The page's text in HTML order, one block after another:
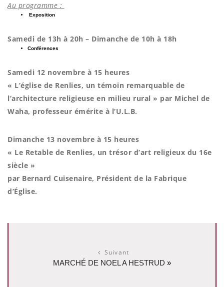
Au programme :
Exposition
Samedi de 13h à 20h – Dimanche de 10h à 18h
Conférences
Samedi 12 novembre à 15 heures
« L’église de Renlies, un témoin remarquable de
l’architecture religieuse en milieu rural » par Michel de
Waha, professeur émérite à l’U.L.B.
Dimanche 13 novembre à 15 heures
« Le Retable de Renlies, un trésor d’art religieux du 16e
siècle »
par Bernard Cuisenaire, Président de la Fabrique
d’Église.
Suivant
MARCHÉ DE NOEL A HESTRUD »